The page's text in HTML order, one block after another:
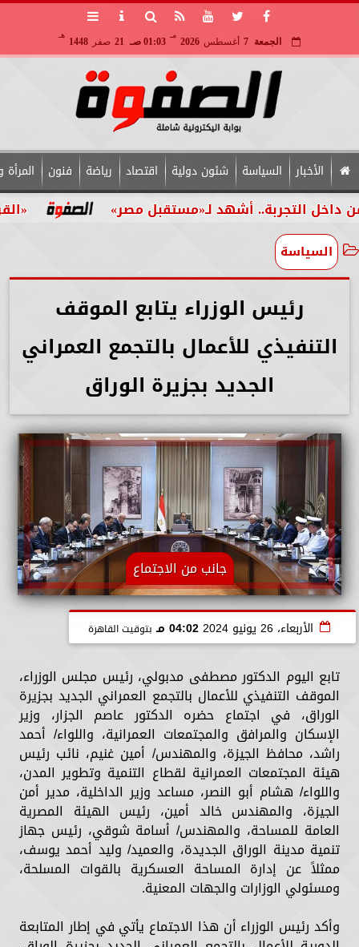
الجمعة 7 أغسطس 2026
مـ
01:03 صـ 21 صفر 1448
هـ
الأخبار السياسة شئون دولية اقتصاد رياضة فنون
«القومي أشهد لـ«مستقبل مصر»
السياسة
رئيس الوزراء يتابع الموقف
التنفيذي للأعمال بالتجمع العمراني
الجديد بجزيرة الوراق
جانب من الاجتماع
الأربعاء، 26 يونيو 2024 04:02 مـ بتوقيت القاهرة
تابع اليوم الدكتور مصطفى مدبولي، رئيس مجلس الوزراء،
الموقف التنفيذي للأعمال بالتجمع العمراني الجديد بجزيرة
الوراق، في اجتماع حضره الدكتور عاصم الجزار، وزير
الإسكان والمرافق والمجتمعات العمرانية، واللواء/ أحمد
راشد، محافظ الجيزة، والمهندس/ أمين غنيم، نائب رئيس
هيئة المجتمعات العمرانية لقطاع التنمية وتطوير المدن،
واللواء/ هشام أبو النصر، مساعد وزير الداخلية، مدير أمن
الجيزة، والمهندس خالد أمين، رئيس الهيئة المصرية
العامة للمساحة، والمهندس/ أسامة شوقي، رئيس جهاز
تنمية مدينة الوراق الجديدة، والعميد/ وليد أحمد يوسف،
ممثلاً عن إدارة المساحة العسكرية بالقوات المسلحة،
ومسئولي الوزارات والجهات المعنية.
وأكد رئيس الوزراء أن هذا الاجتماع يأتي في إطار المتابعة